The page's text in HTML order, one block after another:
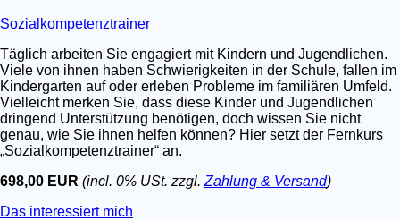
Sozialkompetenztrainer
Täglich arbeiten Sie engagiert mit Kindern und Jugendlichen.
Viele von ihnen haben Schwierigkeiten in der Schule, fallen im
Kindergarten auf oder erleben Probleme im familiären Umfeld.
Vielleicht merken Sie, dass diese Kinder und Jugendlichen
dringend Unterstützung benötigen, doch wissen Sie nicht
genau, wie Sie ihnen helfen können? Hier setzt der Fernkurs
„Sozialkompetenztrainer“ an.
698,00 EUR (incl. 0% USt. zzgl. Zahlung & Versand)
Das interessiert mich